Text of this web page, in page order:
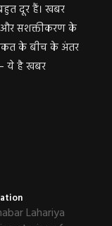
बहुत दूर हैं। खबर
और सशक्तीकरण के
के बीच के अंतर
– ये है खबर
Lahariya